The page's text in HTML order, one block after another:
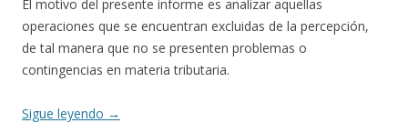
El motivo del presente informe es analizar aquellas
operaciones que se encuentran excluidas de la percepción,
de tal manera que no se presenten problemas o
contingencias en materia tributaria.
Sigue leyendo →